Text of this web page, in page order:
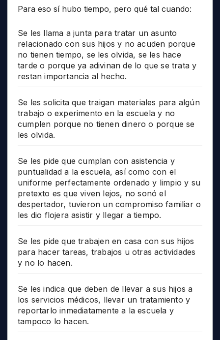
Para eso sí hubo tiempo, pero qué tal cuando:
Se les llama a junta para tratar un asunto
relacionado con sus hijos y no acuden porque
no tienen tiempo, se les olvida, se les hace
tarde o porque ya adivinan de lo que se trata y
restan importancia al hecho.
Se les solicita que traigan materiales para algún
trabajo o experimento en la escuela y no
cumplen porque no tienen dinero o porque se
les olvida.
Se les pide que cumplan con asistencia y
puntualidad a la escuela, así como con el
uniforme perfectamente ordenado y limpio y su
pretexto es que viven lejos, no sonó el
despertador, tuvieron un compromiso familiar o
les dio flojera asistir y llegar a tiempo.
Se les pide que trabajen en casa con sus hijos
para hacer tareas, trabajos u otras actividades
y no lo hacen.
Se les indica que deben de llevar a sus hijos a
los servicios médicos, llevar un tratamiento y
reportarlo inmediatamente a la escuela y
tampoco lo hacen.